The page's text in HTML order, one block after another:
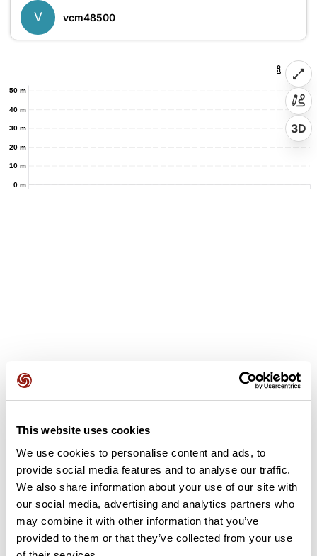
This website uses cookies
We use cookies to personalise content and ads, to
provide social media features and to analyse our traffic.
We also share information about your use of our site with
our social media, advertising and analytics partners who
may combine it with other information that you’ve
provided to them or that they’ve collected from your use
V vcm48500
0 m
10 m
20 m
30 m
40 m
50 m
3D
Soyez le premier à ajouter un avis !
Ajouter un avis